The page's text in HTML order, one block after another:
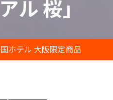
ル 桜」
ホテル 大阪限定商品